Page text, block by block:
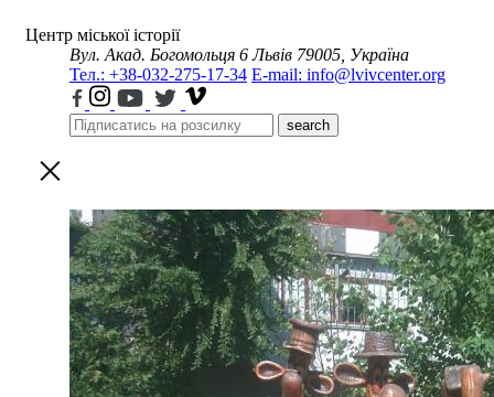
Центр міської історії
Вул. Акад. Богомольця 6 Львів 79005, Україна
Тел.: +38-032-275-17-34 E-mail: info@lvivcenter.org
search